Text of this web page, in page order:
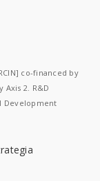
co-financed by
Axis 2. R&D
Development